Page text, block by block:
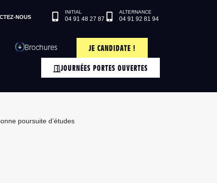
NOUS 04 91 48 27 87 04 91 92 81 94
Brochures JE CANDIDATE !
JOURNÉES PORTES OUVERTES
poursuite d’études